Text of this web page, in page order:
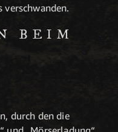
BEIM
durch den die